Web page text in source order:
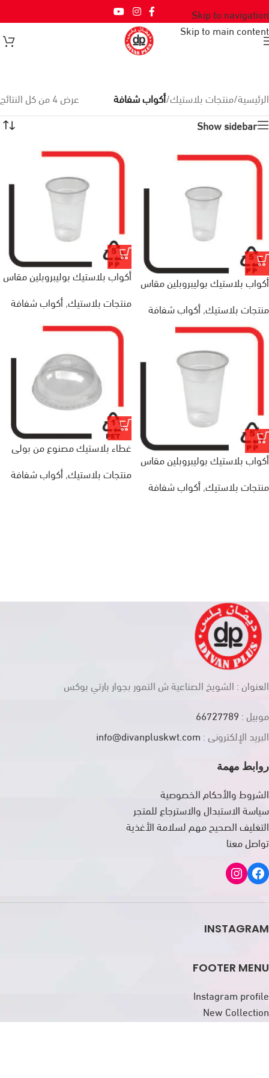
Skip to navigation
Skip to main content
الرئيسية/منتجات بلاستيك/أكواب شفافة
عرض ⁦4⁩ من كل النتائج
Show sidebar
أكواب بلاستيك بوليبروبلين مقاس
منتجات بلاستيك, أكواب شفافة
أكواب بلاستيك بوليبروبلين مقاس
منتجات بلاستيك, أكواب شفافة
أكواب بلاستيك بوليبروبلين مقاس
منتجات بلاستيك, أكواب شفافة
غطاء بلاستيك مصنوع من بولي
منتجات بلاستيك, أكواب شفافة
العنوان : الشويخ الصناعية ش التمور بجوار بارتي بوكس
موبيل : 66727789
البريد الإلكترونى : info@divanpluskwt.com
روابط مهمة
الشروط والأحكام الخصوصية
سياسة الاستبدال والاسترجاع للمتجر
التغليف الصحيح مهم لسلامة الأغذية
تواصل معنا
INSTAGRAM
FOOTER MENU
Instagram profile
New Collection